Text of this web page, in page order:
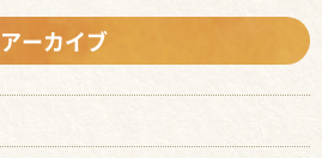
アーカイブ